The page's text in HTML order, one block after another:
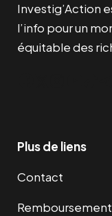
Investig’Action
l’info pour un
équitable des
Plus de liens
Contact